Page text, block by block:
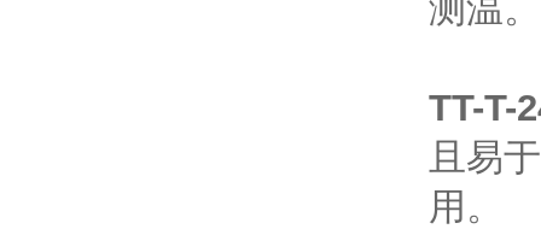
测温。
TT-T-
且易
用。